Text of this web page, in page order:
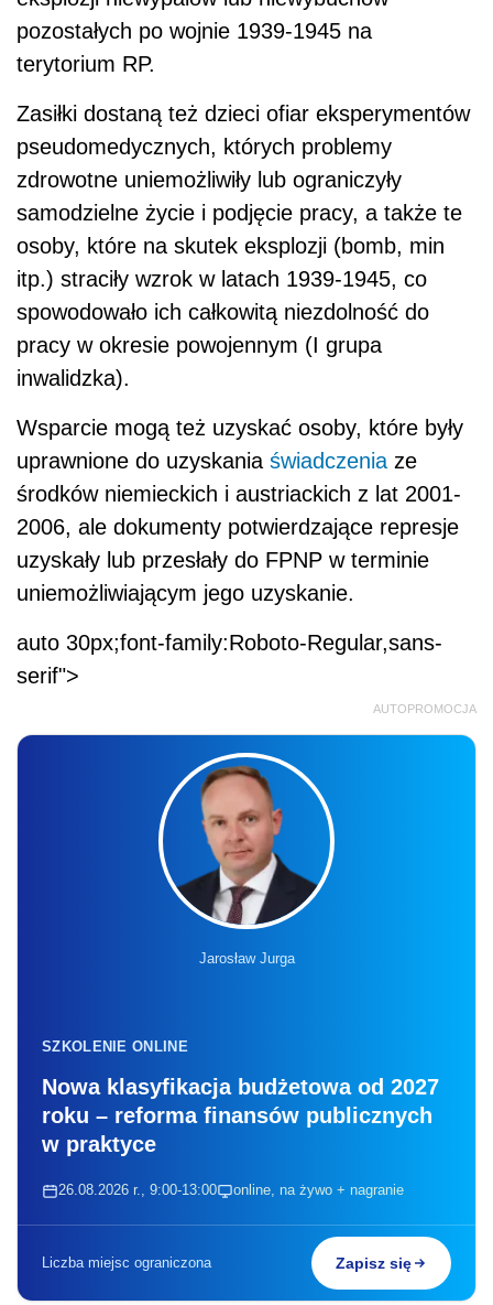
pozostałych po wojnie 1939-1945 na
terytorium RP.
Zasiłki dostaną też dzieci ofiar eksperymentów
pseudomedycznych, których problemy
zdrowotne uniemożliwiły lub ograniczyły
samodzielne życie i podjęcie pracy, a także te
osoby, które na skutek eksplozji (bomb, min
itp.) straciły wzrok w latach 1939-1945, co
spowodowało ich całkowitą niezdolność do
pracy w okresie powojennym (I grupa
inwalidzka).
Wsparcie mogą też uzyskać osoby, które były
uprawnione do uzyskania świadczenia ze
środków niemieckich i austriackich z lat 2001-
2006, ale dokumenty potwierdzające represje
uzyskały lub przesłały do FPNP w terminie
uniemożliwiającym jego uzyskanie.
auto 30px;font-family:Roboto-Regular,sans-
serif">
AUTOPROMOCJA
Jarosław Jurga
SZKOLENIE ONLINE
Nowa klasyfikacja budżetowa od 2027
roku – reforma finansów publicznych
w praktyce
26.08.2026 r., 9:00-13:00 online, na żywo + nagranie
Liczba miejsc ograniczona Zapisz się